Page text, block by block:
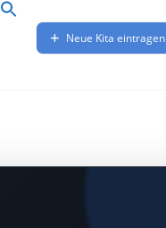
Neue Kita eintragen